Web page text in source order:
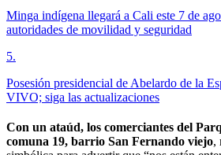
Minga indígena llegará a Cali este 7 de
autoridades de movilidad y seguridad
5.
Posesión presidencial de Abelardo de la
VIVO; siga las actualizaciones
Con un ataúd, los comerciantes del
comuna 19, barrio San Fernando viejo,